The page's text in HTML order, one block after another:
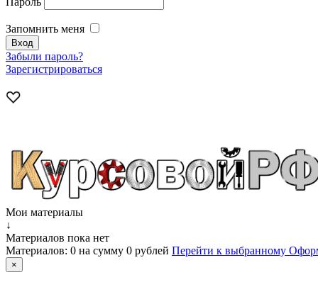
Запомнить меня
Забыли пароль?
Зарегистрироваться
Мои материалы
↓
Материалов пока нет
Материалов: 0 на сумму 0 рублей Перейти к выбранному
×